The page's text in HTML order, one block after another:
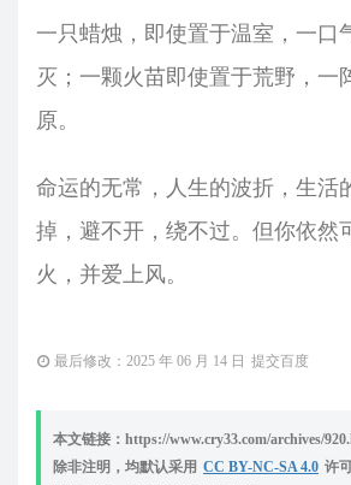
一只蜡烛，即使置于温室，一口
灭；一颗火苗即使置于荒野，一
原。
命运的无常，人生的波折，生活
掉，避不开，绕不过。但你依然
火，并爱上风。
最后修改：2025 年 06 月 14 日 提交百度
本文链接：https://www.cry33.com/archives/
除非注明，均默认采用 CC BY-NC-SA 4.0 许